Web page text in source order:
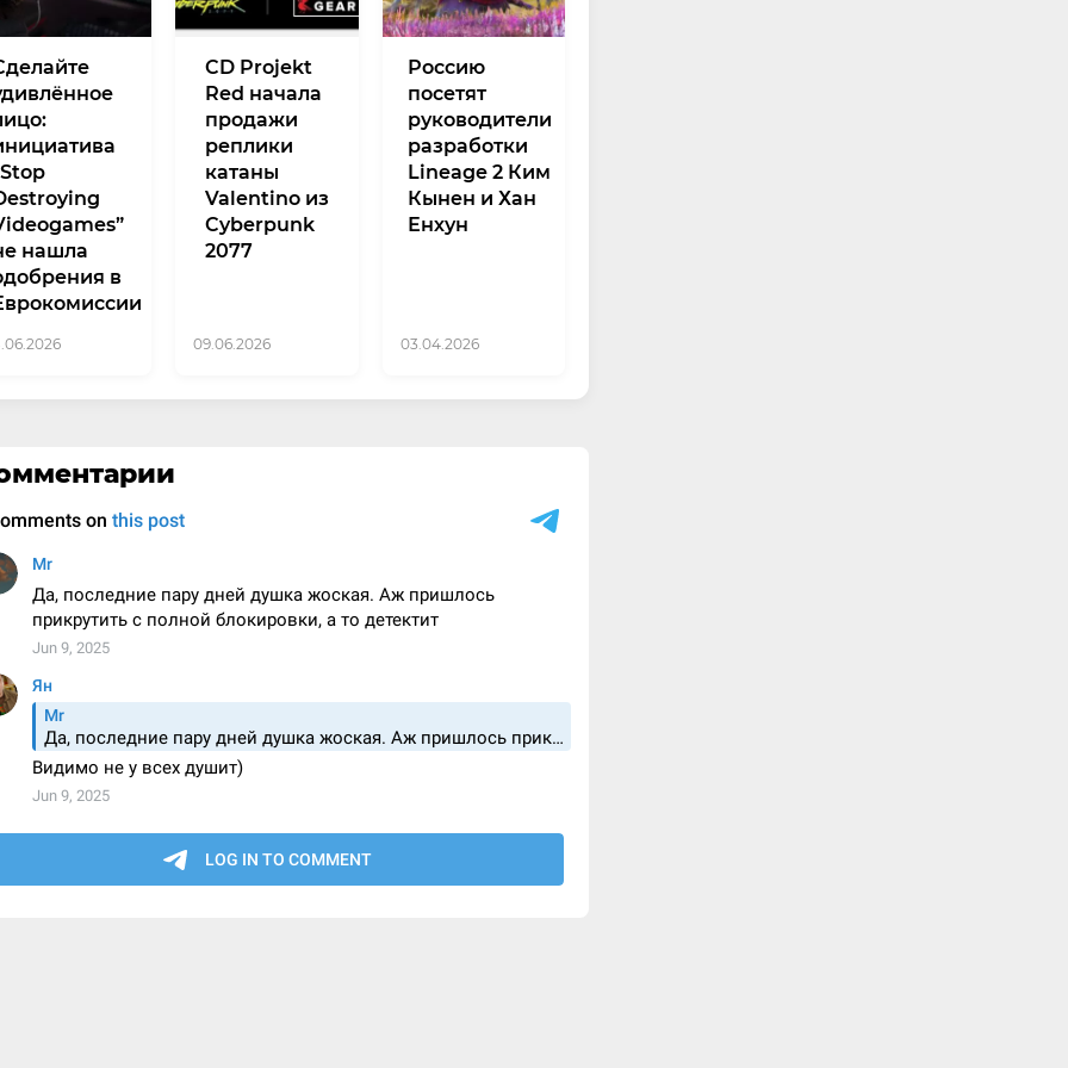
нашла
в
CD Projekt
Red начала
продажи
реплики
катаны
Valentino из
Cyberpunk
2077
09.06.2026
Россию
посетят
руководители
разработки
Lineage 2 Ким
Кынен и Хан
Енхун
03.04.2026